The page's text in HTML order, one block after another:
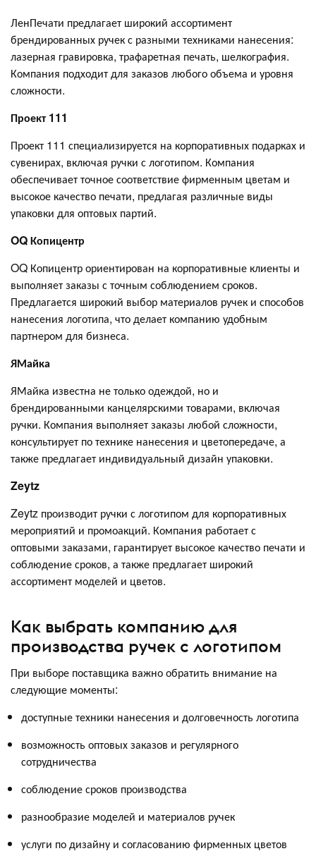
ЛенПечати предлагает широкий ассортимент
брендированных ручек с разными техниками нанесения:
лазерная гравировка, трафаретная печать, шелкография.
Компания подходит для заказов любого объема и уровня
сложности.
Проект 111
Проект 111 специализируется на корпоративных подарках и
сувенирах, включая ручки с логотипом. Компания
обеспечивает точное соответствие фирменным цветам и
высокое качество печати, предлагая различные виды
упаковки для оптовых партий.
OQ Копицентр
OQ Копицентр ориентирован на корпоративные клиенты и
выполняет заказы с точным соблюдением сроков.
Предлагается широкий выбор материалов ручек и способов
нанесения логотипа, что делает компанию удобным
партнером для бизнеса.
ЯМайка
ЯМайка известна не только одеждой, но и
брендированными канцелярскими товарами, включая
ручки. Компания выполняет заказы любой сложности,
консультирует по технике нанесения и цветопередаче, а
также предлагает индивидуальный дизайн упаковки.
Zeytz
Zeytz производит ручки с логотипом для корпоративных
мероприятий и промоакций. Компания работает с
оптовыми заказами, гарантирует высокое качество печати и
соблюдение сроков, а также предлагает широкий
ассортимент моделей и цветов.
Как выбрать компанию для
производства ручек с логотипом
При выборе поставщика важно обратить внимание на
следующие моменты:
доступные техники нанесения и долговечность логотипа
возможность оптовых заказов и регулярного
сотрудничества
соблюдение сроков производства
разнообразие моделей и материалов ручек
услуги по дизайну и согласованию фирменных цветов